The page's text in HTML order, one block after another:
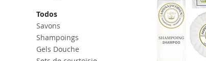
Todos
Savons
Shampoings
Gels Douche